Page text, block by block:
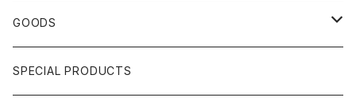
HIPHOP CLASSIC GALLERY
日本語ラップ CLASSIC GALLERY
JAPANESE
DRUM DRUM DRUM/KARAOKE
パチソン/AUDIO CHECK/LIBRARY
GOODS
BOOK
SPECIAL PRODUCTS